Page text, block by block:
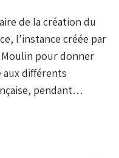
de la création du
l’instance créée par
pour donner
aux différents
pendant…